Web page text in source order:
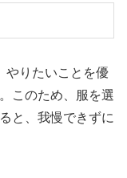
やりたいことを優
このため、服を選
と、我慢できずに